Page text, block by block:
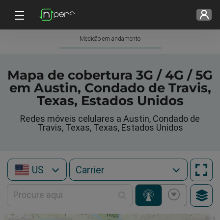
Medição em andamento
Mapa de cobertura 3G / 4G / 5G
em Austin, Condado de Travis,
Texas, Estados Unidos
Redes móveis celulares a Austin, Condado de
Travis, Texas, Texas, Estados Unidos
US